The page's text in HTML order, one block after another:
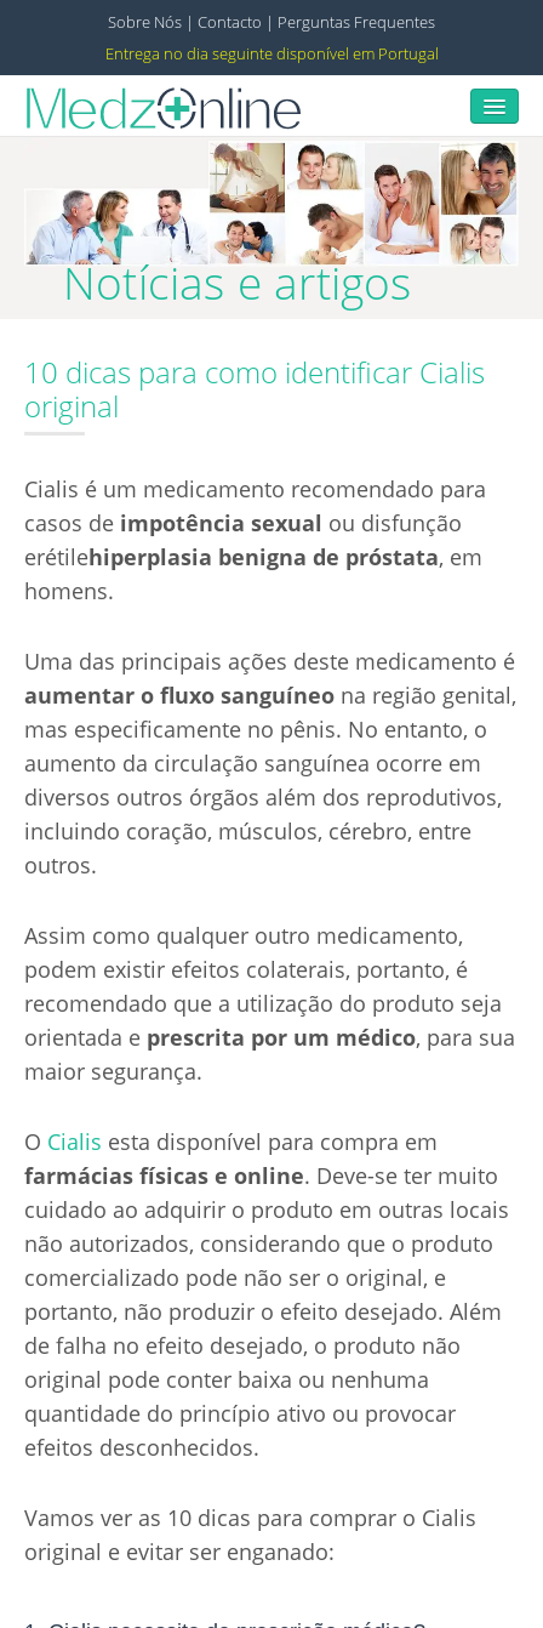
Sobre Nós | Contacto | Perguntas Frequentes
Entrega no dia seguinte disponível em Portugal
Impotência
Ejaculação Precoce
Calvície
Notícias e artigos
10 dicas para como identificar Cialis
original
Cialis é um medicamento recomendado para
casos de impotência sexual ou disfunção
erétilehiperplasia benigna de próstata, em
homens.
Uma das principais ações deste medicamento é
aumentar o fluxo sanguíneo na região genital,
mas especificamente no pênis. No entanto, o
aumento da circulação sanguínea ocorre em
diversos outros órgãos além dos reprodutivos,
incluindo coração, músculos, cérebro, entre
outros.
Assim como qualquer outro medicamento,
podem existir efeitos colaterais, portanto, é
recomendado que a utilização do produto seja
orientada e prescrita por um médico, para sua
maior segurança.
O Cialis esta disponível para compra em
farmácias físicas e online. Deve-se ter muito
cuidado ao adquirir o produto em outras locais
não autorizados, considerando que o produto
comercializado pode não ser o original, e
portanto, não produzir o efeito desejado. Além
de falha no efeito desejado, o produto não
original pode conter baixa ou nenhuma
quantidade do princípio ativo ou provocar
efeitos desconhecidos.
Vamos ver as 10 dicas para comprar o Cialis
original e evitar ser enganado: